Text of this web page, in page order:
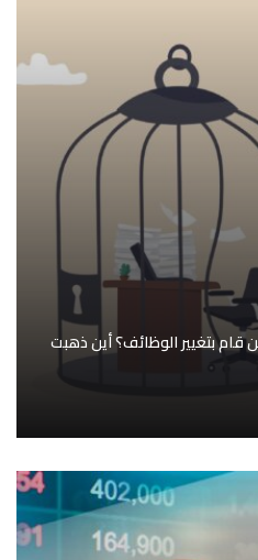
قام بتغيير الوظائف؟ أين ذهبت